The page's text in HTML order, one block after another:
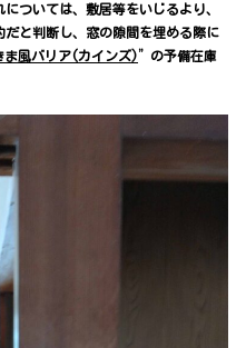
ついては、敷居等をいじるより、
と判断し、窓の隙間を埋める際に
ま風バリア(カインズ)”の予備在庫